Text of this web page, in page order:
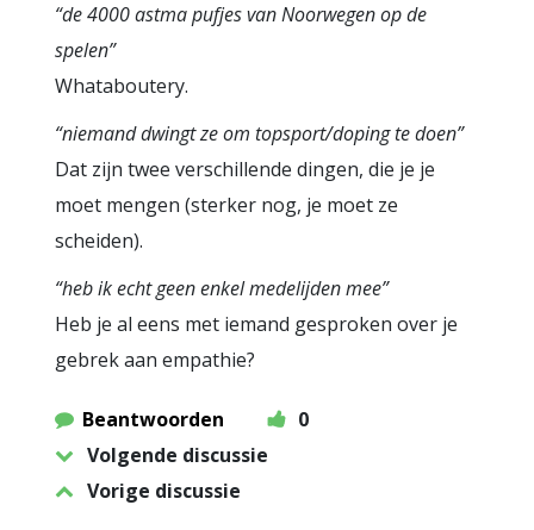
“de 4000 astma pufjes van Noorwegen op de
spelen”
Whataboutery.
“niemand dwingt ze om topsport/doping te doen”
Dat zijn twee verschillende dingen, die je je
moet mengen (sterker nog, je moet ze
scheiden).
“heb ik echt geen enkel medelijden mee”
Heb je al eens met iemand gesproken over je
gebrek aan empathie?
Beantwoorden
0
Volgende discussie
Vorige discussie